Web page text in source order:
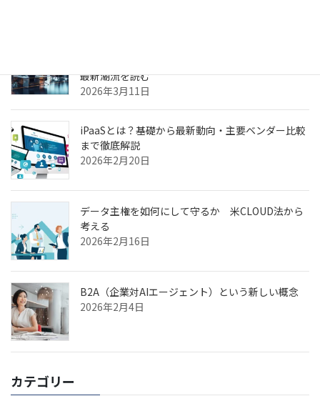
最新潮流を読む
2026年3月11日
iPaaSとは？基礎から最新動向・主要ベンダー比較
まで徹底解説
2026年2月20日
データ主権を如何にして守るか 米CLOUD法から
考える
2026年2月16日
B2A（企業対AIエージェント）という新しい概念
2026年2月4日
カテゴリー